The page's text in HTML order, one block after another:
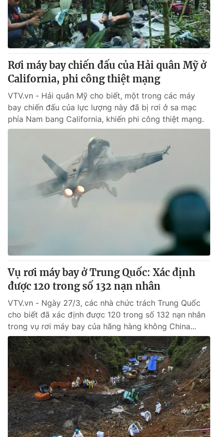
Sản phẩm
Thị trường
Tư vấn
Lịch phát sóng
Chuyên mục khác
Emagazine Podcast
Photo Infographic
Shorts video
VTV Money VTV Thể thao
VTV Sức khoẻ Bất động sản
VTV4 Vươn mình bằng AI
VTV9 VTV8
Liên hệ tòa soạn English
THỜI BÁO VTV
Theo dõi báo trên
Cơ quan chủ quản:Đài Truyền hình Việt Nam
Rơi máy bay chiến đấu của Hải quân Mỹ ở
California, phi công thiệt mạng
VTV.vn - Hải quân Mỹ cho biết, một trong các máy
bay chiến đấu của lực lượng này đã bị rơi ở sa mạc
phía Nam bang California, khiến phi công thiệt mạng.
Vụ rơi máy bay ở Trung Quốc: Xác định
được 120 trong số 132 nạn nhân
VTV.vn - Ngày 27/3, các nhà chức trách Trung Quốc
cho biết đã xác định được 120 trong số 132 nạn nhân
trong vụ rơi máy bay của hãng hàng không China...